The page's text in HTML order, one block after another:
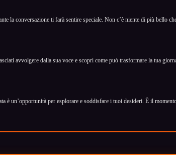
la conversazione ti farà sentire speciale. Non c’è niente di più bello
avvolgere dalla sua voce e scopri come può trasformare la tua
un’opportunità per esplorare e soddisfare i tuoi desideri. È il